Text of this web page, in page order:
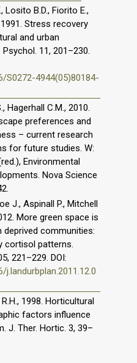
Losito B.D., Fiorito E.,
Stress recovery
and urban
11, 201–230.
S0272-4944(05)80184-
Hagerhall C.M., 2010.
preferences and
– current research
for future studies. W:
Environmental
Nova Science
J., Aspinall P., Mitchell
More green space is
communities:
cortisol patterns.
221–229. DOI:
1998. Horticultural
factors influence
J. Ther. Hortic. 3, 39–